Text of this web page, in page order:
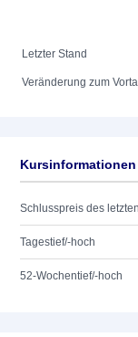
Letzter Stand
Veränderung zum
Kursinformationen
Schlusspreis des
Tagestief/-hoch
52-Wochentief/-hoch